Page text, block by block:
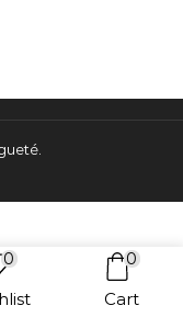
0 0
Cart